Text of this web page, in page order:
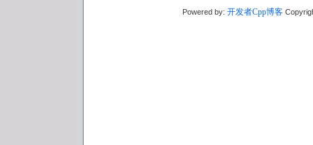
Powered by: 开发者Cpp博客